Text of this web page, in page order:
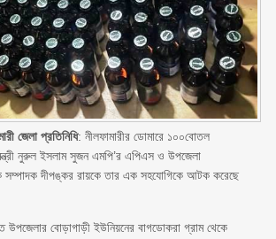
জেলা প্রতিনিধি: নীলফামারীর ডোমারে ১০০বোতল
নুরুল ইসলাম সুজন এমপি’র এপিএস ও উপজেলা
সম্পাদক দীপঙ্কর রায়কে তার এক সহযোগিকে আটক করেছে
উপজেলার বোড়াগাড়ী ইউনিয়নের বাগডোকরা গ্রাম থেকে